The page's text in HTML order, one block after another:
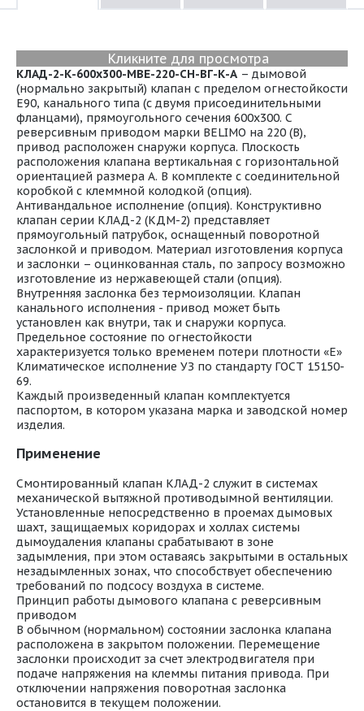
Кликните для просмотра
КЛАД-2-К-600x300-МВЕ-220-СН-ВГ-К-А – дымовой
(нормально закрытый) клапан с пределом огнестойкости
E90, канального типа (с двумя присоединительными
фланцами), прямоугольного сечения 600x300. С
реверсивным приводом марки BELIMO на 220 (В),
привод расположен снаружи корпуса. Плоскость
расположения клапана вертикальная с горизонтальной
ориентацией размера А. В комплекте с соединительной
коробкой с клеммной колодкой (опция).
Антивандальное исполнение (опция). Конструктивно
клапан серии КЛАД-2 (КДМ-2) представляет
прямоугольный патрубок, оснащенный поворотной
заслонкой и приводом. Материал изготовления корпуса
и заслонки – оцинкованная сталь, по запросу возможно
изготовление из нержавеющей стали (опция).
Внутренняя заслонка без термоизоляции. Клапан
канального исполнения - привод может быть
установлен как внутри, так и снаружи корпуса.
Предельное состояние по огнестойкости
характеризуется только временем потери плотности «Е»
Климатическое исполнение УЗ по стандарту ГОСТ 15150-
69.
Каждый произведенный клапан комплектуется
паспортом, в котором указана марка и заводской номер
изделия.
Применение
Смонтированный клапан КЛАД-2 служит в системах
механической вытяжной противодымной вентиляции.
Установленные непосредственно в проемах дымовых
шахт, защищаемых коридорах и холлах системы
дымоудаления клапаны срабатывают в зоне
задымления, при этом оставаясь закрытыми в остальных
незадымленных зонах, что способствует обеспечению
требований по подсосу воздуха в системе.
Принцип работы дымового клапана с реверсивным
приводом
В обычном (нормальном) состоянии заслонка клапана
расположена в закрытом положении. Перемещение
заслонки происходит за счет электродвигателя при
подаче напряжения на клеммы питания привода. При
отключении напряжения поворотная заслонка
остановится в текущем положении.